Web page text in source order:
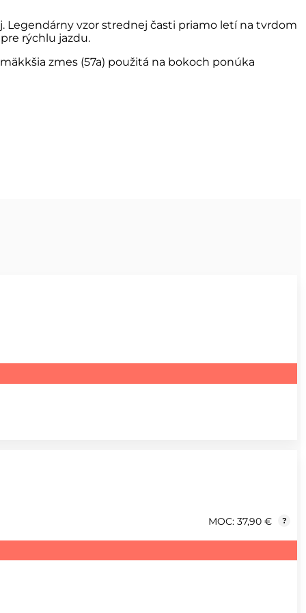
Legendárny vzor strednej časti priamo letí na tvrdom
rýchlu jazdu.
zmes (57a) použitá na bokoch ponúka
MOC: 37,90 € ?